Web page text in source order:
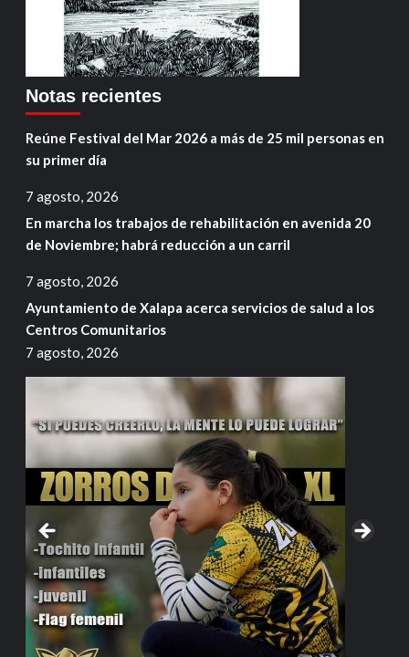
Notas recientes
Reúne Festival del Mar 2026 a más de 25 mil personas en
su primer día
7 agosto, 2026
En marcha los trabajos de rehabilitación en avenida 20
de Noviembre; habrá reducción a un carril
7 agosto, 2026
Ayuntamiento de Xalapa acerca servicios de salud a los
Centros Comunitarios
7 agosto, 2026